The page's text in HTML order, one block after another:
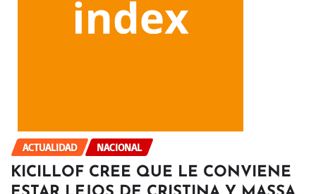
ACTUALIDAD NACIONAL
KICILLOF CREE QUE LE CONVIENE